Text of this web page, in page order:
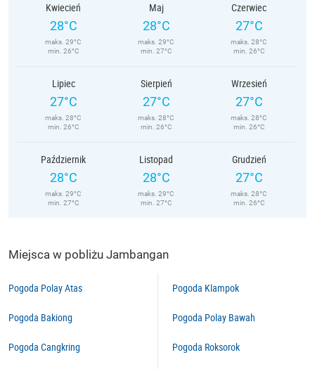
Kwiecień
28°C
maks. 29°C
min. 26°C
Maj
28°C
maks. 29°C
min. 27°C
Czerwiec
27°C
maks. 28°C
min. 26°C
Lipiec
27°C
maks. 28°C
min. 26°C
Sierpień
27°C
maks. 28°C
min. 26°C
Wrzesień
27°C
maks. 28°C
min. 26°C
Październik
28°C
maks. 29°C
min. 27°C
Listopad
28°C
maks. 29°C
min. 27°C
Grudzień
27°C
maks. 28°C
min. 26°C
Miejsca w pobliżu Jambangan
Pogoda Polay Atas
Pogoda Bakiong
Pogoda Cangkring
Pogoda Klampok
Pogoda Polay Bawah
Pogoda Roksorok